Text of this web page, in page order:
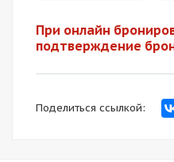
При онлайн
подтверждение
Поделиться ссылкой: